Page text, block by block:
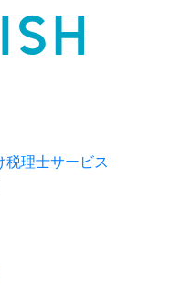
理士サービス